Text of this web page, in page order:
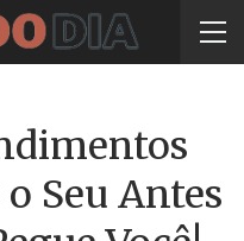
o Seu Antes